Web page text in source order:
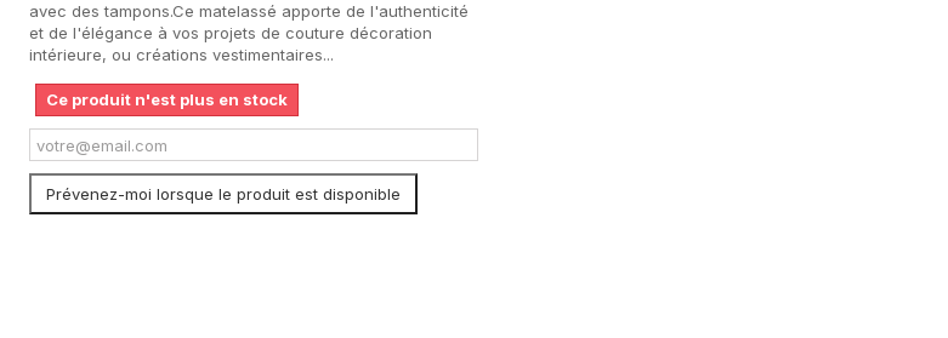
avec des tampons.Ce matelassé apporte de l'authenticité
et de l'élégance à vos projets de couture décoration
intérieure, ou créations vestimentaires...
Ce produit n'est plus en stock
Prévenez-moi lorsque le produit est disponible